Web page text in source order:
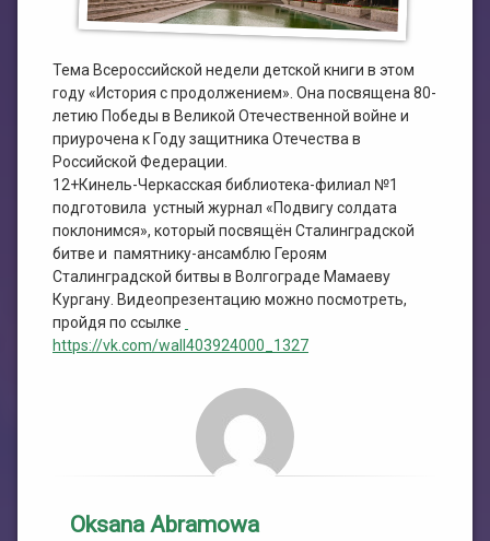
План работы филиала №1
План работы филиала №2
ЭЛЕКТРОННЫЙ КАТАЛОГ
Тема Всероссийской недели детской книги в этом
году «История с продолжением». Она посвящена 80-
летию Победы в Великой Отечественной войне и
приурочена к Году защитника Отечества в
Российской Федерации.
12+Кинель-Черкасская библиотека-филиал №1
подготовила устный журнал «Подвигу солдата
поклонимся», который посвящён Сталинградской
битве и памятнику-ансамблю Героям
Сталинградской битвы в Волгограде Мамаеву
Кургану. Видеопрезентацию можно посмотреть,
пройдя по ссылке
https://vk.com/wall403924000_1327
Oksana Abramowa